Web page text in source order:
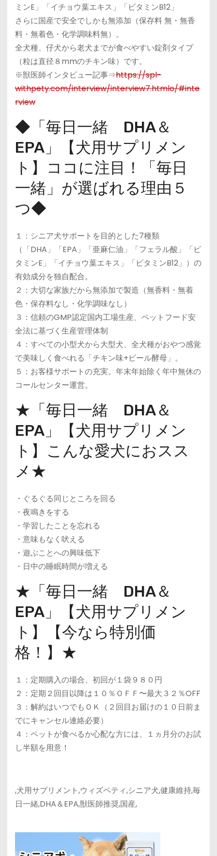
ミンE」「イチョウ葉エキス」「ビタミンB12」
さらに国産で安全でしかも無添加（保存料 無・無香
料・無着色・化学調味料無）。
全犬種、仔犬から老犬までが食べやすい錠剤タイプ
（粒は直径８mmのチキン味）です。
※獣医師インタビュー記事⇒https://spl-
withpety.com/interview/interview7.htmlo/#inte
rview
◆「毎日一緒 DHA＆
EPA」【犬用サプリメン
ト】ココに注目！「毎日
一緒」が選ばれる理由５
つ◆
１：シニア犬サポートを目的とした7種類
（「DHA」「EPA」「亜麻仁油」「フェラル酸」「ビ
タミンE」「イチョウ葉エキス」「ビタミンB12」）の
有効成分を独自配合。
２：大切な家族だから無添加で製造（無香料・無着
色・保存料なし・化学調味なし）
３：信頼のGMP認定国内工場生産、ペットフード安
全法に基づく生産管理体制
４：すべての小型犬から大型犬、全犬種がおやつ感覚
で美味しく食べれる「チキン味+ビール酵母」。
５：お客様サポートの充実。年末年始除く年中無休の
コールセンター運営。
★「毎日一緒 DHA＆
EPA」【犬用サプリメン
ト】こんな愛犬におスス
メ★
・ぐるぐる同じところを回る
・夜鳴きをする
・学習したことを忘れる
・意味もなく吠える
・遊ぶことへの興味低下
・日中の睡眠時間が増える
★「毎日一緒 DHA＆
EPA」【犬用サプリメン
ト】【今なら特別価
格！】★
１：定期購入の場合、初回が１袋９８０円
２：定期２回目以降は１０％ＯＦＦ〜最大３２％OFF
３：解約はいつでもＯＫ（２回目お届けの１０日前ま
でにキャンセル連絡必要）
４：ペットが食べるか心配な方には、１ヵ月分のお試
し半額を用意！
,犬用サプリメント,ウィズペティ,シニア犬,健康維持,毎
日一緒,DHA＆EPA,獣医師推奨,国産,